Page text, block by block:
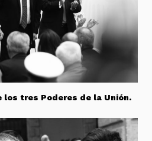
tres Poderes de la Unión.